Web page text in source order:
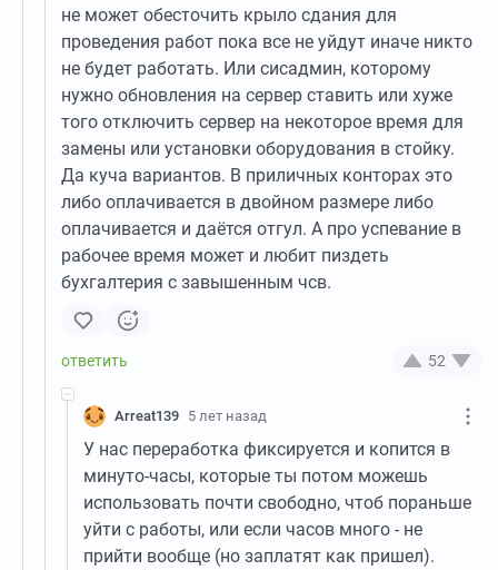
не может обесточить крыло сдания для
проведения работ пока все не уйдут иначе никто
не будет работать. Или сисадмин, которому
нужно обновления на сервер ставить или хуже
того отключить сервер на некоторое время для
замены или установки оборудования в стойку.
Да куча вариантов. В приличных конторах это
либо оплачивается в двойном размере либо
оплачивается и даётся отгул. А про успевание в
рабочее время может и любит пиздеть
бухгалтерия с завышенным чсв.
52
Arreat139 5 лет назад
У нас переработка фиксируется и копится в
минуто-часы, которые ты потом можешь
использовать почти свободно, чтоб пораньше
уйти с работы, или если часов много - не
прийти вообще (но заплатят как пришел).